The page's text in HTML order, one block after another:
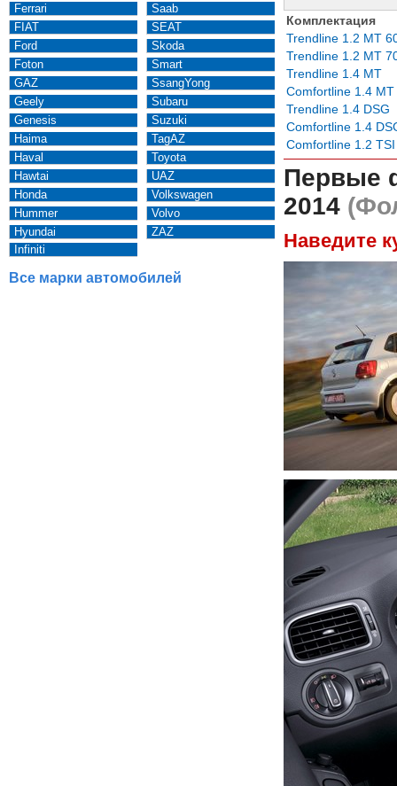
Ferrari
FIAT
Ford
Foton
GAZ
Geely
Genesis
Haima
Haval
Hawtai
Honda
Hummer
Hyundai
Infiniti
Saab
SEAT
Skoda
Smart
SsangYong
Subaru
Suzuki
TagAZ
Toyota
UAZ
Volkswagen
Volvo
ZAZ
Все марки автомобилей
Комплектация
Trendline 1.2 MT
Trendline 1.2 MT
Trendline 1.4 MT
Comfortline 1.4 MT
Trendline 1.4 DSG
Comfortline 1.4
Comfortline 1.2
Первые
2014
Наведите